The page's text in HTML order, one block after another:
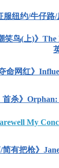
服纽约/牛仔
笑鸟(上)》
夺命网红》
首杀》
My
简有把枪》